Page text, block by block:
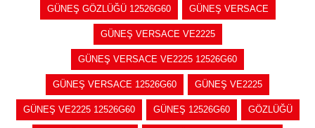
GÜNEŞ GÖZLÜĞÜ 12526G60 GÜNEŞ VERSACE
GÜNEŞ VERSACE VE2225
GÜNEŞ VERSACE VE2225 12526G60
GÜNEŞ VERSACE 12526G60 GÜNEŞ VE2225
GÜNEŞ VE2225 12526G60 GÜNEŞ 12526G60 GÖZLÜĞÜ